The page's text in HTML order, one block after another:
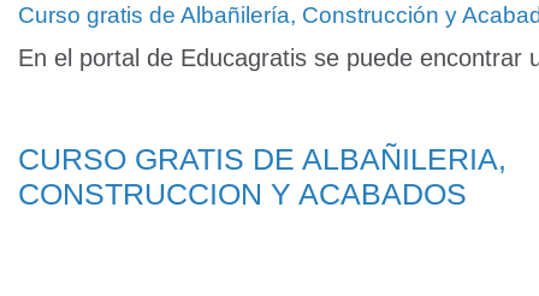
Curso gratis de Albañilería, Construcción y
En el portal de Educagratis se puede encontrar
CURSO GRATIS DE ALBAÑILERIA,
CONSTRUCCION Y ACABADOS